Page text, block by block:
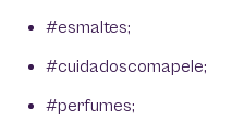
#esmaltes;
#cuidadoscomapele;
#perfumes;